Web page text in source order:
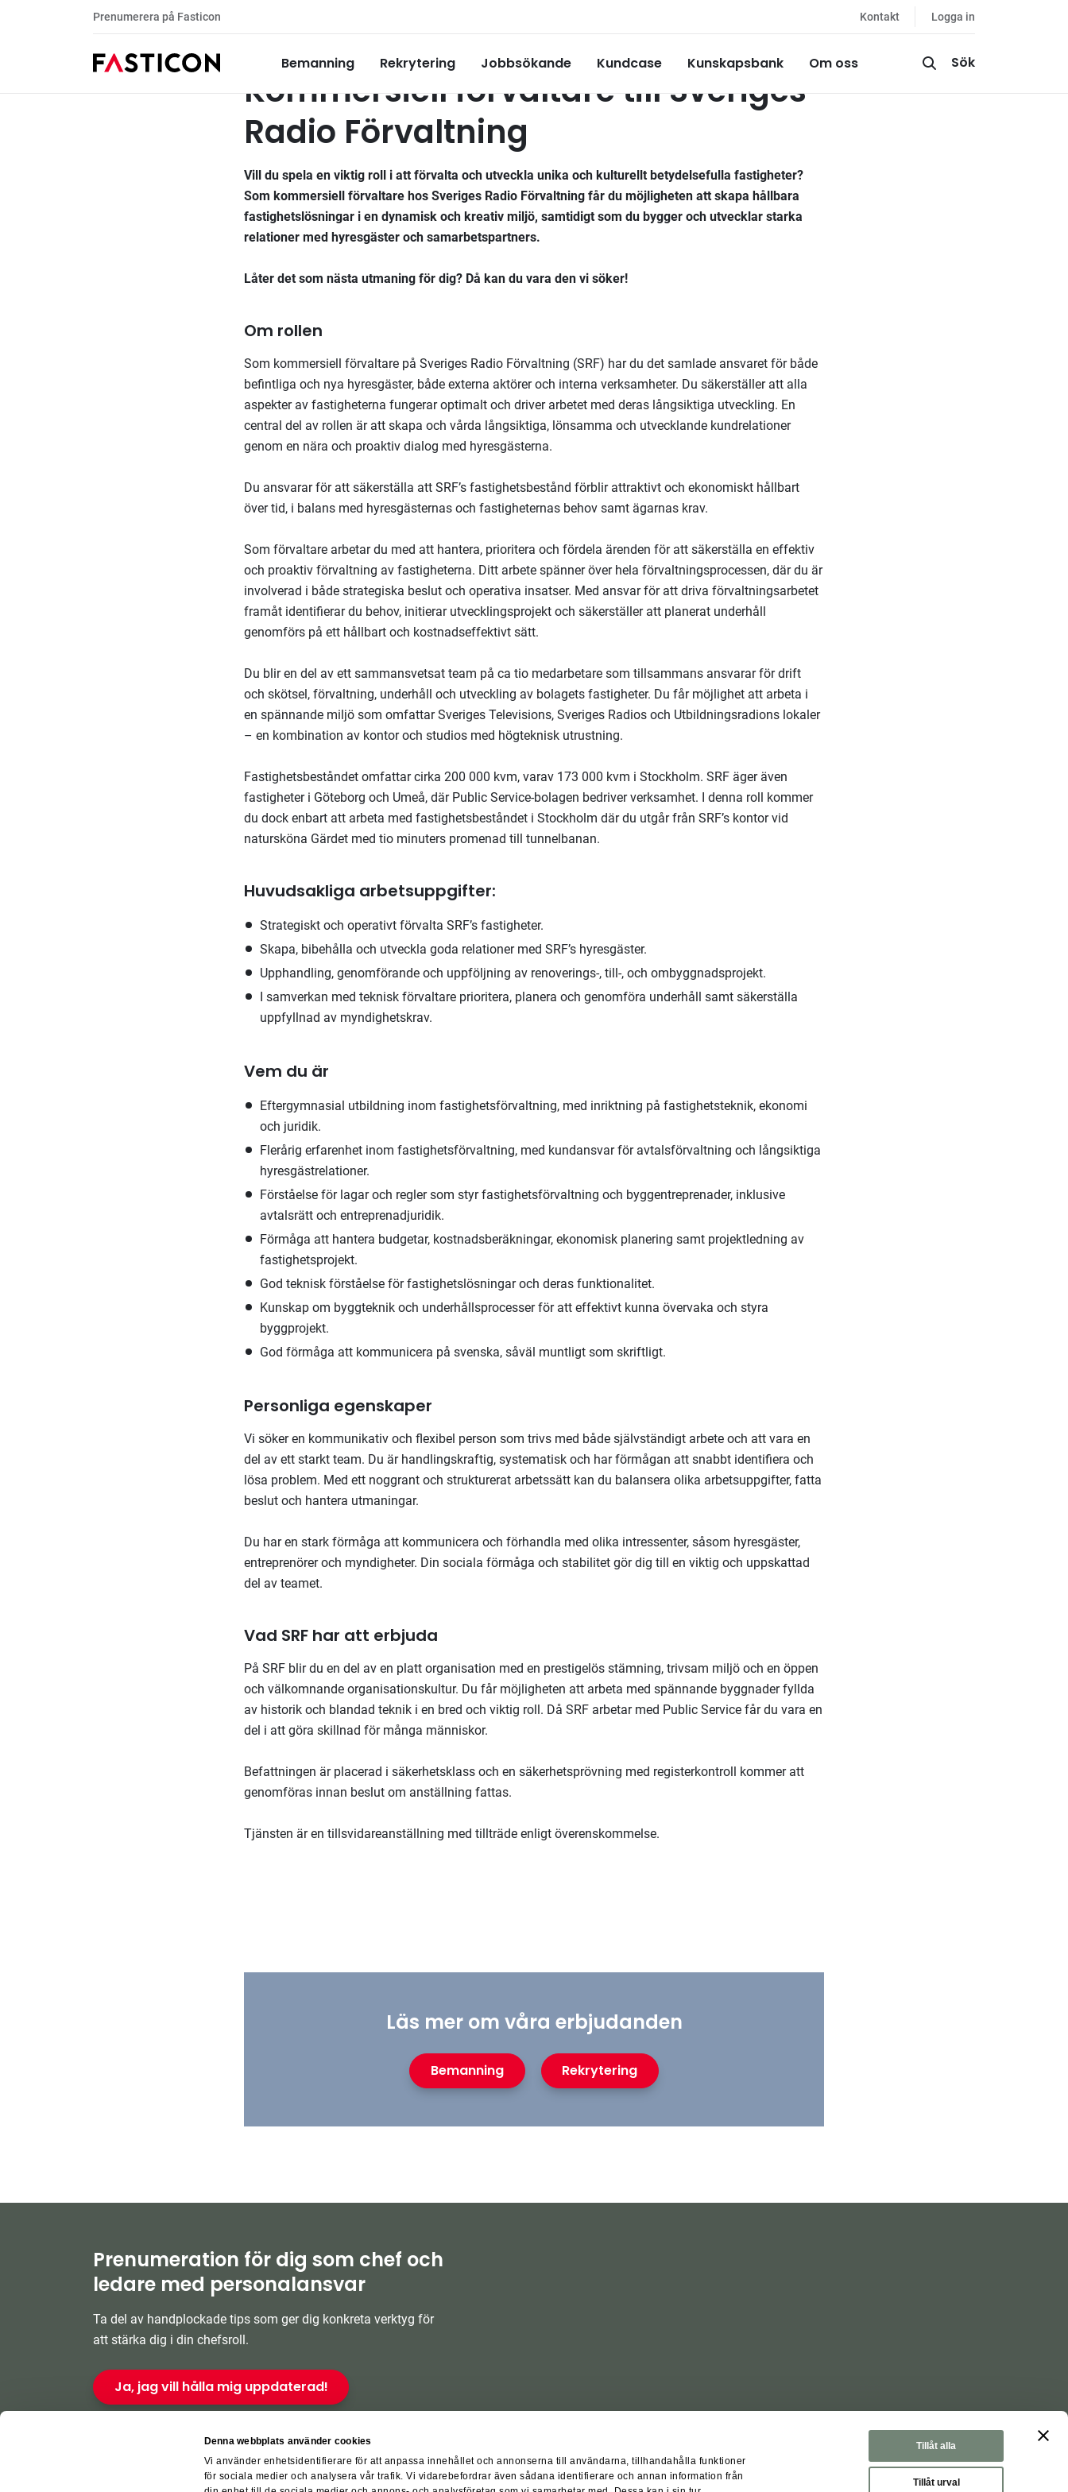
Denna webbplats använder cookies
Vi använder enhetsidentifierare för att anpassa innehållet och annonserna till användarna, tillhandahålla funktioner
för sociala medier och analysera vår trafik. Vi vidarebefordrar även sådana identifierare och annan information från
Tillåt alla
Tillåt urval
Prenumerera på Fasticon Kontakt Logga in
Bemanning Rekrytering Jobbsökande Kundcase Kunskapsbank Om oss Sök
Tillsatta uppdrag
Kommersiell förvaltare till Sveriges
Radio Förvaltning
Vill du spela en viktig roll i att förvalta och utveckla unika och kulturellt betydelsefulla fastigheter?
Som kommersiell förvaltare hos Sveriges Radio Förvaltning får du möjligheten att skapa hållbara
fastighetslösningar i en dynamisk och kreativ miljö, samtidigt som du bygger och utvecklar starka
relationer med hyresgäster och samarbetspartners.
Låter det som nästa utmaning för dig? Då kan du vara den vi söker!
Om rollen
Som kommersiell förvaltare på Sveriges Radio Förvaltning (SRF) har du det samlade ansvaret för både
befintliga och nya hyresgäster, både externa aktörer och interna verksamheter. Du säkerställer att alla
aspekter av fastigheterna fungerar optimalt och driver arbetet med deras långsiktiga utveckling. En
central del av rollen är att skapa och vårda långsiktiga, lönsamma och utvecklande kundrelationer
genom en nära och proaktiv dialog med hyresgästerna.
Du ansvarar för att säkerställa att SRF’s fastighetsbestånd förblir attraktivt och ekonomiskt hållbart
över tid, i balans med hyresgästernas och fastigheternas behov samt ägarnas krav.
Som förvaltare arbetar du med att hantera, prioritera och fördela ärenden för att säkerställa en effektiv
och proaktiv förvaltning av fastigheterna. Ditt arbete spänner över hela förvaltningsprocessen, där du är
involverad i både strategiska beslut och operativa insatser. Med ansvar för att driva förvaltningsarbetet
framåt identifierar du behov, initierar utvecklingsprojekt och säkerställer att planerat underhåll
genomförs på ett hållbart och kostnadseffektivt sätt.
Du blir en del av ett sammansvetsat team på ca tio medarbetare som tillsammans ansvarar för drift
och skötsel, förvaltning, underhåll och utveckling av bolagets fastigheter. Du får möjlighet att arbeta i
en spännande miljö som omfattar Sveriges Televisions, Sveriges Radios och Utbildningsradions lokaler
– en kombination av kontor och studios med högteknisk utrustning.
Fastighetsbeståndet omfattar cirka 200 000 kvm, varav 173 000 kvm i Stockholm. SRF äger även
fastigheter i Göteborg och Umeå, där Public Service-bolagen bedriver verksamhet. I denna roll kommer
du dock enbart att arbeta med fastighetsbeståndet i Stockholm där du utgår från SRF’s kontor vid
natursköna Gärdet med tio minuters promenad till tunnelbanan.
Huvudsakliga arbetsuppgifter:
Strategiskt och operativt förvalta SRF’s fastigheter.
Skapa, bibehålla och utveckla goda relationer med SRF’s hyresgäster.
Upphandling, genomförande och uppföljning av renoverings-, till-, och ombyggnadsprojekt.
I samverkan med teknisk förvaltare prioritera, planera och genomföra underhåll samt säkerställa
uppfyllnad av myndighetskrav.
Vem du är
Eftergymnasial utbildning inom fastighetsförvaltning, med inriktning på fastighetsteknik, ekonomi
och juridik.
Flerårig erfarenhet inom fastighetsförvaltning, med kundansvar för avtalsförvaltning och långsiktiga
hyresgästrelationer.
Förståelse för lagar och regler som styr fastighetsförvaltning och byggentreprenader, inklusive
avtalsrätt och entreprenadjuridik.
Förmåga att hantera budgetar, kostnadsberäkningar, ekonomisk planering samt projektledning av
fastighetsprojekt.
God teknisk förståelse för fastighetslösningar och deras funktionalitet.
Kunskap om byggteknik och underhållsprocesser för att effektivt kunna övervaka och styra
byggprojekt.
God förmåga att kommunicera på svenska, såväl muntligt som skriftligt.
Personliga egenskaper
Vi söker en kommunikativ och flexibel person som trivs med både självständigt arbete och att vara en
del av ett starkt team. Du är handlingskraftig, systematisk och har förmågan att snabbt identifiera och
lösa problem. Med ett noggrant och strukturerat arbetssätt kan du balansera olika arbetsuppgifter, fatta
beslut och hantera utmaningar.
Du har en stark förmåga att kommunicera och förhandla med olika intressenter, såsom hyresgäster,
entreprenörer och myndigheter. Din sociala förmåga och stabilitet gör dig till en viktig och uppskattad
del av teamet.
Vad SRF har att erbjuda
På SRF blir du en del av en platt organisation med en prestigelös stämning, trivsam miljö och en öppen
och välkomnande organisationskultur. Du får möjligheten att arbeta med spännande byggnader fyllda
av historik och blandad teknik i en bred och viktig roll. Då SRF arbetar med Public Service får du vara en
del i att göra skillnad för många människor.
Befattningen är placerad i säkerhetsklass och en säkerhetsprövning med registerkontroll kommer att
genomföras innan beslut om anställning fattas.
Tjänsten är en tillsvidareanställning med tillträde enligt överenskommelse.
Läs mer om våra erbjudanden
Bemanning Rekrytering
Prenumeration för dig som chef och
ledare med personalansvar
Ta del av handplockade tips som ger dig konkreta verktyg för
att stärka dig i din chefsroll.
Ja, jag vill hålla mig uppdaterad!